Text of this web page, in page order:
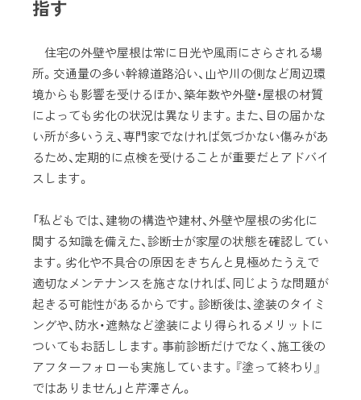
指す
住宅の外壁や屋根は常に日光や風雨にさらされる場
所。交通量の多い幹線道路沿い、山や川の側など周辺環
境からも影響を受けるほか、築年数や外壁・屋根の材質
によっても劣化の状況は異なります。また、目の届かな
い所が多いうえ、専門家でなければ気づかない傷みがあ
るため、定期的に点検を受けることが重要だとアドバイ
スします。
「私どもでは、建物の構造や建材、外壁や屋根の劣化に
関する知識を備えた、診断士が家屋の状態を確認してい
ます。劣化や不具合の原因をきちんと見極めたうえで
適切なメンテナンスを施さなければ、同じような問題が
起きる可能性があるからです。診断後は、塗装のタイミ
ングや、防水・遮熱など塗装により得られるメリットに
ついてもお話しします。事前診断だけでなく、施工後の
アフターフォローも実施しています。『塗って終わり』
ではありません」と芹澤さん。